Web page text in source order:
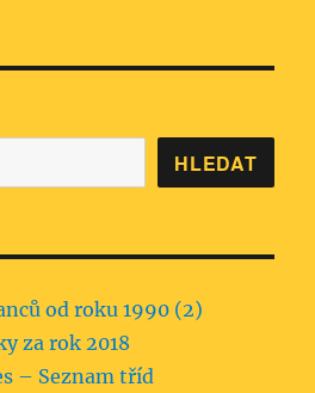
HLEDAT
od roku 1990 (2)
za rok 2018
– Seznam tříd